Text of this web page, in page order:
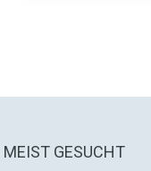
MEIST GESUCHT